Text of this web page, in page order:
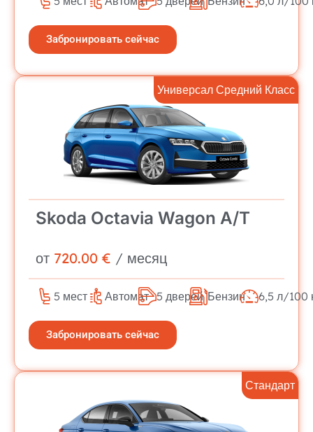
Забронировать сейчас
Универсал Средний Класс
Skoda Octavia Wagon A/T
от 720.00 € / месяц
5 мест Автомат 5 дверей Бензин 6,5 л/100
Забронировать сейчас
Стандарт